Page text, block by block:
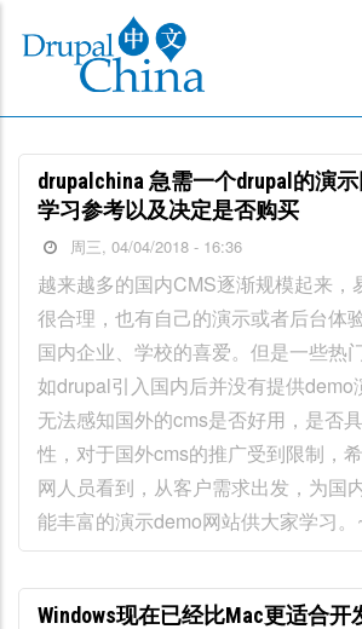
主
要
drupalchina 急需一个drupal的演
学习参考以及决定是否购买
周三, 04/04/2018 - 16:36
越来越多的国内CMS逐渐规模起来，
很合理，也有自己的演示或者后台体
国内企业、学校的喜爱。但是一些热
如drupal引入国内后并没有提供demo
无法感知国外的cms是否好用，是否
性，对于国外cms的推广受到限制，
网人员看到，从客户需求出发，为国
能丰富的演示demo网站供大家学习。
Windows现在已经比Mac更适合开